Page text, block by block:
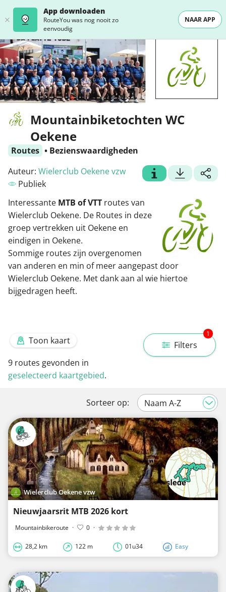
App downloaden
RouteYou was nog nooit zo
eenvoudig
NAAR APP
Mountainbiketochten WC
Oekene
Routes • Bezienswaardigheden
Auteur: Wielerclub Oekene vzw
Publiek
Interessante MTB of VTT routes van
Wielerclub Oekene. De Routes in deze
groep vertrekken uit Oekene en
eindigen in Oekene.
Sommige routes zijn overgenomen
van anderen en min of meer aangepast door
Wielerclub Oekene. Met dank aan al wie hiertoe
bijgedragen heeft.
Filters
1
Toon kaart
9 routes gevonden in
geselecteerd kaartgebied.
Sorteer op:
Wielerclub Oekene vzw
Nieuwjaarsrit MTB 2026 kort
Mountainbikeroute · 0 ·
28,2 km 122 m 01u34 Easy